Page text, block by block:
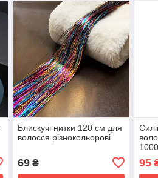
Блискучі нитки 120 см для
волосся різнокольорові
69₴ 95